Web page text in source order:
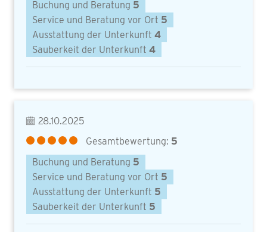
Buchung und Beratung 5
Service und Beratung vor Ort 5
Ausstattung der Unterkunft 4
Sauberkeit der Unterkunft 4
28.10.2025
Gesamtbewertung: 5
Buchung und Beratung 5
Service und Beratung vor Ort 5
Ausstattung der Unterkunft 5
Sauberkeit der Unterkunft 5